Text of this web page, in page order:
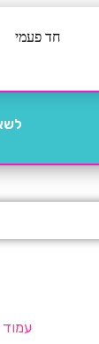
חד פעמי